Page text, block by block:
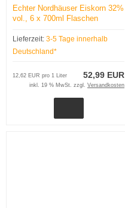
Echter Nordhäuser Eiskorn 32%
vol., 6 x 700ml Flaschen
Lieferzeit: 3-5 Tage innerhalb
Deutschland*
52,99 EUR
12,62 EUR pro 1 Liter
inkl. 19 % MwSt. zzgl. Versandkosten